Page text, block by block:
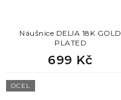
Náušnice DELIA 18K GOLD
PLATED
699 Kč
OCEL